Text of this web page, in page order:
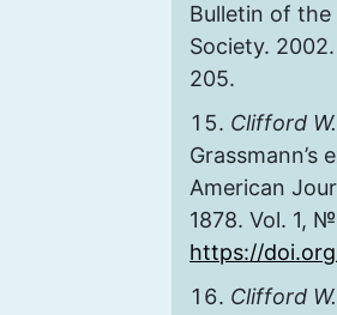
Bulletin of
Society.
205.
Clifford
Grassmann’s
American
1878. Vol. 1,
https://
Clifford